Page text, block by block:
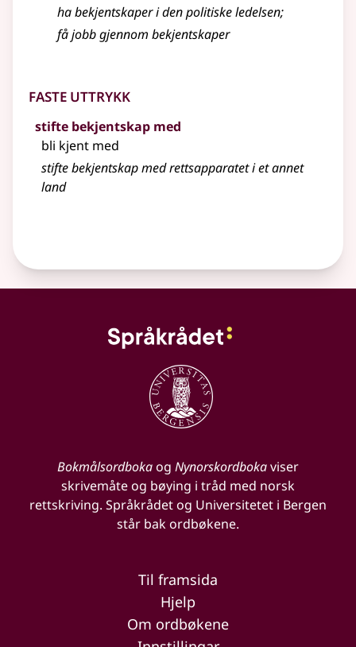
ha bekjentskaper i den politiske ledelsen;
få jobb gjennom bekjentskaper
Faste uttrykk
stifte bekjentskap med
bli kjent med
stifte bekjentskap med rettsapparatet i et annet
land
Bokmålsordbokaog Nynorskordbokaviser
skrivemåte og bøying i tråd med norsk
rettskriving. Språkrådet og Universitetet i Bergen
står bak ordbøkene.
Til framsida
Hjelp
Om ordbøkene